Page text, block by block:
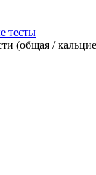
тесты
(общая /